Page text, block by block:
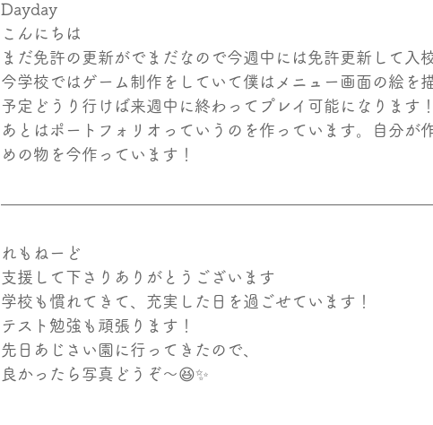
Dayday
こんにちは
まだ免許の更新がでまだなので今週中には免許更新して入
今学校ではゲーム制作をしていて僕はメニュー画面の絵を
予定どうり行けば来週中に終わってプレイ可能になります！
あとはポートフォリオっていうのを作っています。自分が
めの物を今作っています！
れもねーど
支援して下さりありがとうございます
学校も慣れてきて、充実した日を過ごせています！
テスト勉強も頑張ります！
先日あじさい園に行ってきたので、
良かったら写真どうぞ〜😆✨